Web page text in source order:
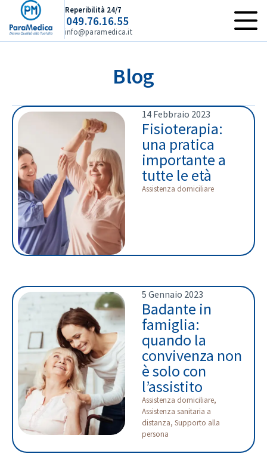
Reperibilità 24/7
049.76.16.55
info@paramedica.it
Blog
14 Febbraio 2023
Fisioterapia:
una pratica
importante a
tutte le età
Assistenza domiciliare
5 Gennaio 2023
Badante in
famiglia:
quando la
convivenza non
è solo con
l’assistito
Assistenza domiciliare,
Assistenza sanitaria a
distanza, Supporto alla
persona